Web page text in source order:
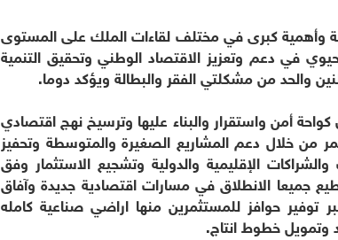
وأهمية كبرى في مختلف لقاءات الملك على المستوى
في دعم وتعزيز الاقتصاد الوطني وتحقيق التنمية
من مشكلتي الفقر والبطالة ويؤكد دوما.
أمن واستقرار والبناء عليها وترسيخ نهج اقتصادي
من خلال دعم المشاريع الصغيرة والمتوسطة وتحفيز
الإقليمية والدولية وتشجيع الاستثمار وفق
جميعا الانطلاق في مسارات اقتصادية جديدة وآفاق
توفير حوافز للمستثمرين منها اراضي صناعية كامله
وتمويل خطوط انتاج.